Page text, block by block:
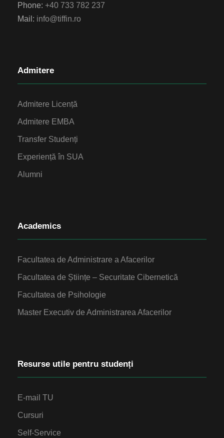
Phone: +40 733 782 237
Mail: info@tiffin.ro
Admitere
Admitere Licență
Admitere EMBA
Transfer Studenți
Experiență în SUA
Alumni
Academics
Facultatea de Administrare a Afacerilor
Facultatea de Științe – Securitate Cibernetică
Facultatea de Psihologie
Master Executiv de Administrarea Afacerilor
Resurse utile pentru studenți
E-mail TU
Cursuri
Self-Service